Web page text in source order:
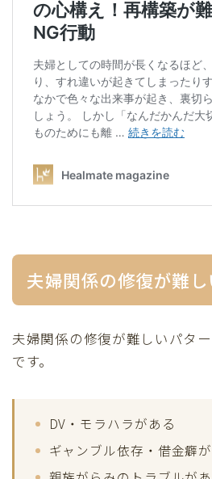
夫婦関係の修復が難
夫婦関係の修復が難しいパタ
です。
DV・モラハラがある
ギャンブル依存・借金癖